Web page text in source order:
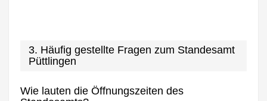
3. Häufig gestellte Fragen zum Standesamt
Püttlingen
Wie lauten die Öffnungszeiten des